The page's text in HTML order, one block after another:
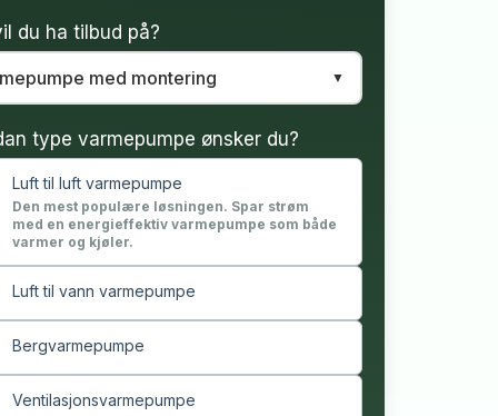
du ha tilbud på?
type varmepumpe ønsker du?
Luft til luft varmepumpe
Den mest populære løsningen. Spar strøm
med en energieffektiv varmepumpe som både
varmer og kjøler.
Luft til vann varmepumpe
Bergvarmepumpe
Ventilasjonsvarmepumpe